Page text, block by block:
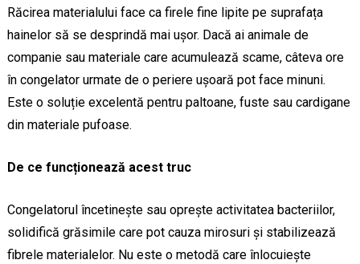
Răcirea materialului face ca firele fine lipite pe suprafața
hainelor să se desprindă mai ușor. Dacă ai animale de
companie sau materiale care acumulează scame, câteva ore
în congelator urmate de o periere ușoară pot face minuni.
Este o soluție excelentă pentru paltoane, fuste sau cardigane
din materiale pufoase.
De ce funcționează acest truc
Congelatorul încetinește sau oprește activitatea bacteriilor,
solidifică grăsimile care pot cauza mirosuri și stabilizează
fibrele materialelor. Nu este o metodă care înlocuiește